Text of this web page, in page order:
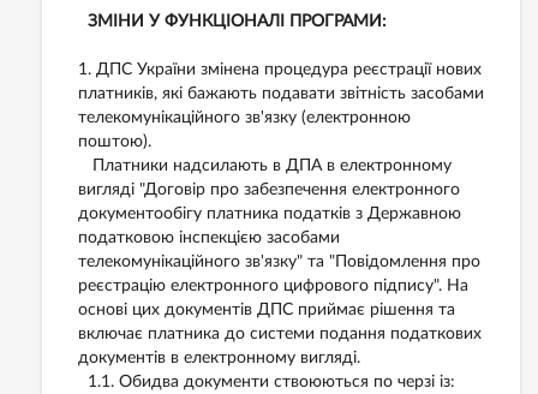
ЗМІНИ У ФУНКЦІОНАЛІ ПРОГРАМИ:
1. ДПС України змінена процедура реєстрації нових
платників, які бажають подавати звітність засобами
телекомунікаційного зв'язку (електронною
поштою).
Платники надсилають в ДПА в електронному
вигляді "Договір про забезпечення електронного
документообігу платника податків з Державною
податковою інспекцією засобами
телекомунікаційного зв'язку" та "Повідомлення про
реєстрацію електронного цифрового підпису". На
основі цих документів ДПС приймає рішення та
включає платника до системи подання податкових
документів в електронному вигляді.
1.1. Обидва документи ствоюються по черзі із: